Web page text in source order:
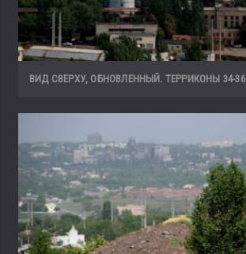
ВИД СВЕРХУ, ОБНОВЛЕННЫЙ. ТЕРРИКОНЫ 34-36